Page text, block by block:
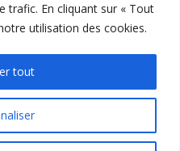
trafic. En cliquant sur « Tout
utilisation des cookies.
tout
baignades, pêche…
Villeneuve-sur-Lot,
par leur patrimoine et
et
les familles : animations,